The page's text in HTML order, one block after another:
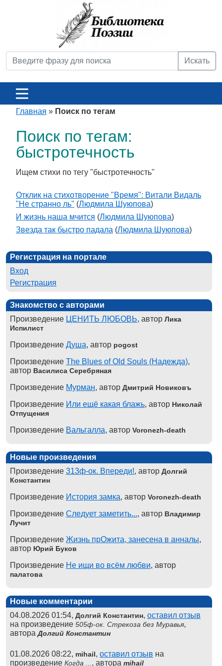
Искать
Главная » Поиск по тегам
Поиск по тегам:
быстротечность
Ищем стихи по тегу "быстротечность"
Отклик на стихотворение "Время": Витали Видаль
"Не странно ль" (Людмила Шуюпова)
И жизнь наша мчится (Людмила Шуюпова)
Звезда так быстро падала (Людмила Шуюпова)
Регистрация на портале
Вход
Регистрация
Знакомство с авторами
Произведение ЦЕНИТЬ ЛЮБОВЬ, автор Лика
Испилист
Произведение Душа, автор pogost
Произведение The Blues of Old Souls (Надежда),
автор Василиса Серебряная
Произведение Мурман, автор Дмитрий Новиковъ
Произведение Или ещё какая блажь, автор Николай
Отпущения
Произведение Вальгалла, автор Voronezh-death
Новые произведения
Произведение 313ф-ок. Впереди!, автор Долгий
Константин
Произведение История замка, автор Voronezh-death
Произведение Следует заметить..., автор Владимир
Лучит
Произведение Жизнь прОжита, занесена в анналы,
автор Юрий Буков
Произведение Не ищи во всём любви, автор
палатова
Новые комментарии
04.08.2026 01:54, Долгий Константин, оставил отзыв
на произведение 505ф-ок. Стрекоза без Муравья,
автораДолгий Константин
01.08.2026 08:22, mihail, оставил отзыв на
произведение Когда ... , автора mihail